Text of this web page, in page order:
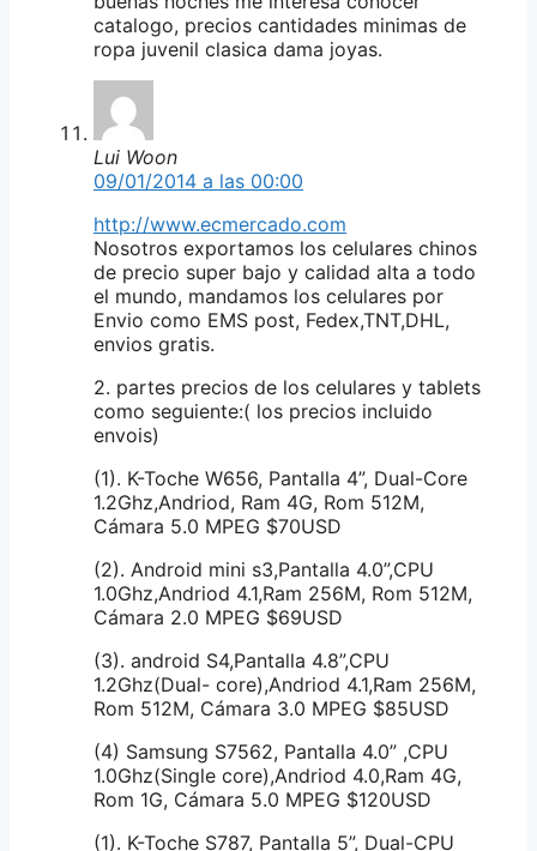
catalogo, precios cantidades minimas de
ropa juvenil clasica dama joyas.
Lui Woon
09/01/2014 a las 00:00
http://www.ecmercado.com
Nosotros exportamos los celulares chinos
de precio super bajo y calidad alta a todo
el mundo, mandamos los celulares por
Envio como EMS post, Fedex,TNT,DHL,
envios gratis.
2. partes precios de los celulares y tablets
como seguiente:( los precios incluido
envois)
(1). K-Toche W656, Pantalla 4”, Dual-Core
1.2Ghz,Andriod, Ram 4G, Rom 512M,
Cámara 5.0 MPEG $70USD
(2). Android mini s3,Pantalla 4.0”,CPU
1.0Ghz,Andriod 4.1,Ram 256M, Rom 512M,
Cámara 2.0 MPEG $69USD
(3). android S4,Pantalla 4.8”,CPU
1.2Ghz(Dual- core),Andriod 4.1,Ram 256M,
Rom 512M, Cámara 3.0 MPEG $85USD
(4) Samsung S7562, Pantalla 4.0” ,CPU
1.0Ghz(Single core),Andriod 4.0,Ram 4G,
Rom 1G, Cámara 5.0 MPEG $120USD
(1). K-Toche S787, Pantalla 5”, Dual-CPU